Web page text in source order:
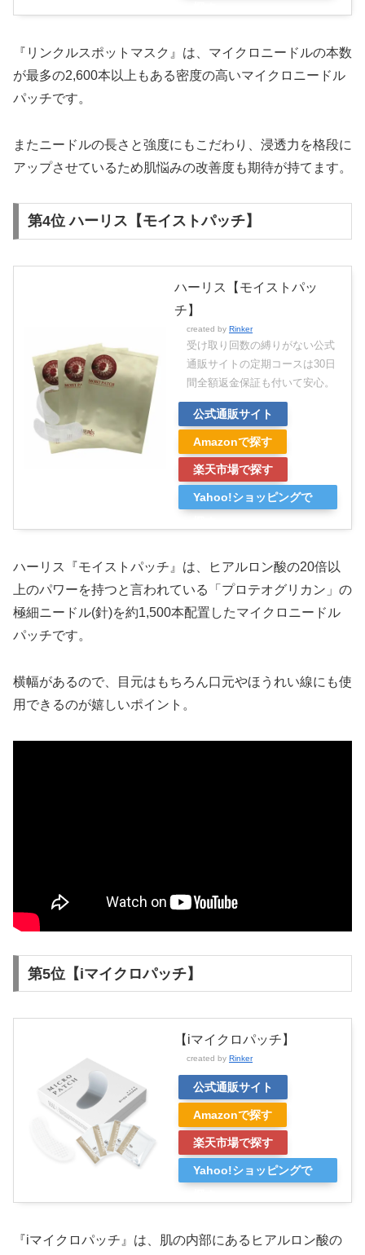
『リンクルスポットマスク』は、マイクロニードルの本数
が最多の2,600本以上もある密度の高いマイクロニードル
パッチです。
またニードルの長さと強度にもこだわり、浸透力を格段に
アップさせているため肌悩みの改善度も期待が持てます。
第4位 ハーリス【モイストパッチ】
ハーリス【モイストパッ
チ】
created by Rinker
受け取り回数の縛りがない公式
通販サイトの定期コースは30日
間全額返金保証も付いて安心。
公式通販サイト
Amazonで探す
楽天市場で探す
Yahoo!ショッピングで
ハーリス『モイストパッチ』は、ヒアルロン酸の20倍以
上のパワーを持つと言われている「プロテオグリカン」の
極細ニードル(針)を約1,500本配置したマイクロニードル
パッチです。
横幅があるので、目元はもちろん口元やほうれい線にも使
用できるのが嬉しいポイント。
第5位【iマイクロパッチ】
【iマイクロパッチ】
created by Rinker
公式通販サイト
Amazonで探す
楽天市場で探す
Yahoo!ショッピングで
『iマイクロパッチ』は、肌の内部にあるヒアルロン酸の